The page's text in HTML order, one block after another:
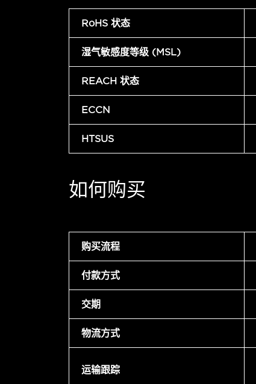
RoHS 状态
湿气敏感度等级 (MSL)
REACH 状态
ECCN
HTSUS
如何购买
购买流程
付款方式
交期
物流方式
运输跟踪